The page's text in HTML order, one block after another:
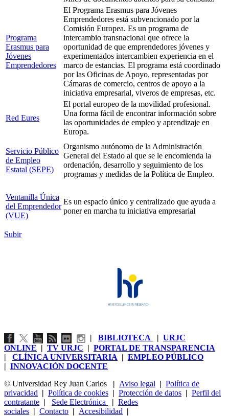
Programa
Erasmus para
Jóvenes
Emprendedores
El Programa Erasmus para Jóvenes
Emprendedores está subvencionado por la
Comisión Europea. Es un programa de
intercambio transnacional que ofrece la
oportunidad de que emprendedores jóvenes y
experimentados intercambien experiencia en el
marco de estancias. El programa está coordinado
por las Oficinas de Apoyo, representadas por
Cámaras de comercio, centros de apoyo a la
iniciativa empresarial, viveros de empresas, etc.
Red Eures
El portal europeo de la movilidad profesional.
Una forma fácil de encontrar información sobre
las oportunidades de empleo y aprendizaje en
Europa.
Servicio Público
de Empleo
Estatal (SEPE)
Organismo autónomo de la Administración
General del Estado al que se le encomienda la
ordenación, desarrollo y seguimiento de los
programas y medidas de la Política de Empleo.
Ventanilla Única
del Emprendedor
(VUE)
Es un espacio único y centralizado que ayuda a
poner en marcha tu iniciativa empresarial
Subir
| BIBLIOTECA | URJC
ONLINE | TV URJC | PORTAL DE TRANSPARENCIA
| CLÍNICA UNIVERSITARIA | EMPLEO PÚBLICO
| INNOVACIÓN DOCENTE
© Universidad Rey Juan Carlos
| Aviso legal | Política de
privacidad | Política de cookies | Protección de datos | Perfil del
contratante | Sede Electrónica | Redes
sociales | Contacto | Accesibilidad |